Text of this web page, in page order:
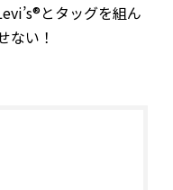
とタッグを組ん
ない！